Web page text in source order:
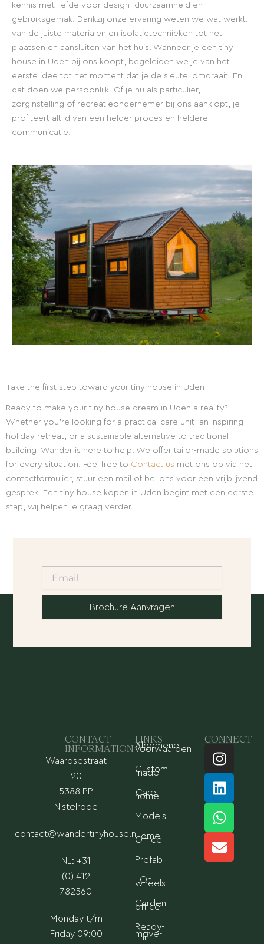
kennis met liefde voor design, duurzaamheid en
gebruiksgemak. Dankzij onze ervaring weten we wat werkt:
van de juiste materialen en isolatietechnieken tot het
plaatsen en aansluiten van het huis. Wanneer je een tiny
house in Uden bij ons koopt, begeleiden we je van het
eerste idee tot het moment dat je de sleutel omdraait. En
dat doen we persoonlijk. Of je nu als particulier,
zorginstelling of recreatieondernemer bij ons aanklopt, je
profiteert altijd van een helder proces en heldere
communicatie.
Take the first step toward your tiny house in Uden
Ready to make your tiny house dream in Uden a reality?
Whether you’re looking for a practical care unit, an inspiring
holiday retreat, or a sustainable alternative to traditional
building, Wander is here to help. We offer tailor-made solutions
for every situation. Feel free to Contact us met ons op via het
contactformulier, stuur een mail of bel ons voor een vrijblijvend
gesprek. Een tiny house kopen in Uden begint met een eerste
stap, wij helpen je graag verder.
Brochure Aanvragen
CONTACT
INFORMATION
Waardsestraat
20
5388 PP
Nistelrode
contact@wandertinyhouse.nl
NL: +31
(0) 412
782560
Monday t/m
Friday 09:00
LINKS
Algemene
voorwaarden
Custom
made
Care
home
Models
Home
Office
Prefab
On
wheels
Garden
office
Ready-
to-
move-
in
CONNECT
I
n
s
t
a
g
r
a
L
i
n
k
e
d
i
n
W
h
a
t
s
a
p
p
E
n
v
e
l
o
p
e